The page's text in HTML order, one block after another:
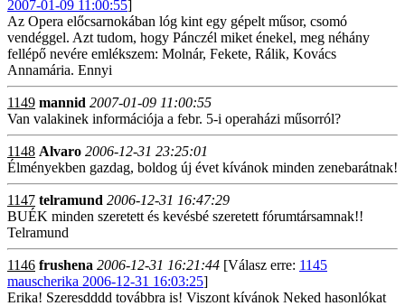
2007-01-09 11:00:55]
Az Opera előcsarnokában lóg kint egy gépelt műsor, csomó
vendéggel. Azt tudom, hogy Pánczél miket énekel, meg néhány
fellépő nevére emlékszem: Molnár, Fekete, Rálik, Kovács
Annamária. Ennyi
1149 mannid 2007-01-09 11:00:55
Van valakinek információja a febr. 5-i operaházi műsorról?
1148 Alvaro 2006-12-31 23:25:01
Élményekben gazdag, boldog új évet kívánok minden zenebarátnak!
1147 telramund 2006-12-31 16:47:29
BUÉK minden szeretett és kevésbé szeretett fórumtársamnak!!
Telramund
1146 frushena 2006-12-31 16:21:44 [Válasz erre: 1145
mauscherika 2006-12-31 16:03:25]
Erika! Szeresdddd továbbra is! Viszont kívánok Neked hasonlókat